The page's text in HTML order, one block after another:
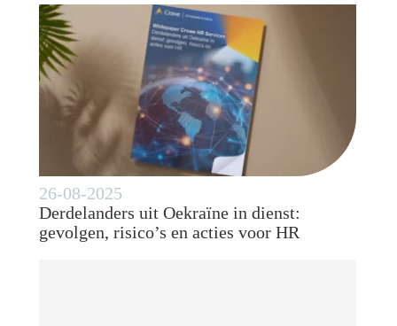
26-08-2025
Derdelanders uit Oekraïne in dienst:
gevolgen, risico’s en acties voor HR